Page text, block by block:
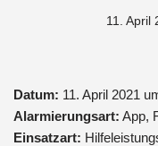
11. April
Datum: 11. April 2021
Alarmierungsart: App,
Einsatzart: